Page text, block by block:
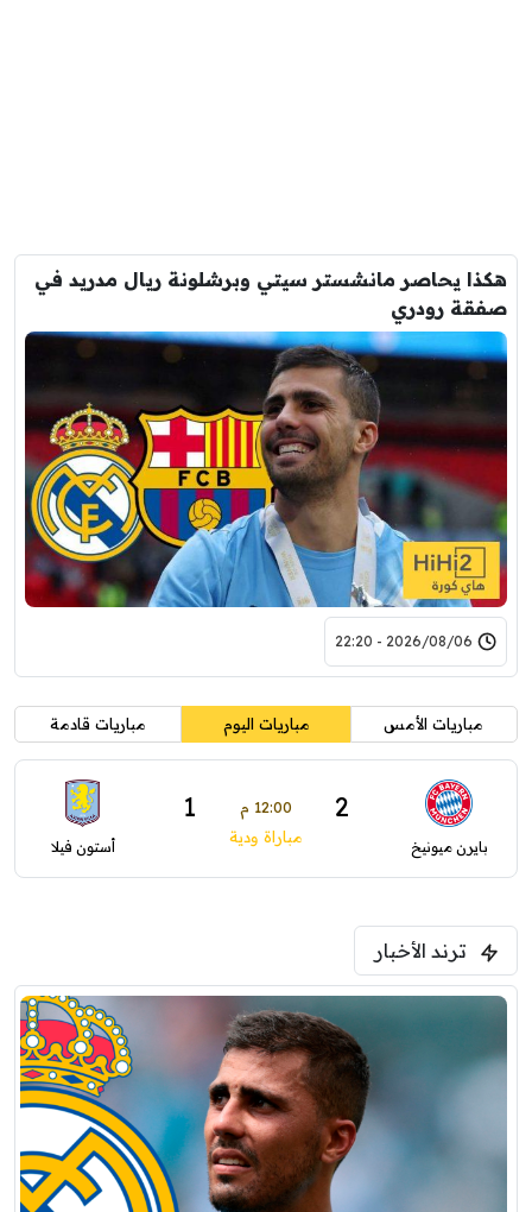
هكذا يحاصر مانشستر سيتي وبرشلونة ريال مدريد في
صفقة رودري
2026/08/06 - 22:20
مباريات الأمس مباريات اليوم مباريات قادمة
بايرن ميونيخ
2 12:00 م 1
مباراة ودية أستون فيلا
ترند الأخبار